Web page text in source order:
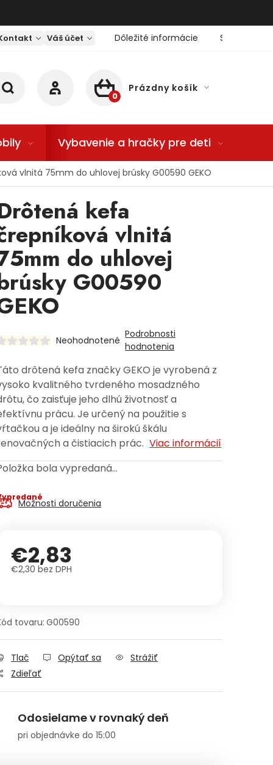
Váš účet Dôležité informácie Servis
NÁKUPNÝ KOŠÍK
Prázdny košík
Vybavenie a hračky pre deti
vlnitá 75mm do uhlovej brúsky G00590 GEKO
kefa
vlnitá
do uhlovej
G00590
Neohodnotené
Podrobnosti
hodnotenia
drôtená kefa značky GEKO je vyrobená z
kvalitného tvrdeného mosadzného
čo zaisťuje jeho dlhú životnosť a
prácu. Je určený na použitie s
a je ideálny na širokú škálu
a čistiacich prác. Viac informácií
bola vypredaná…
Možnosti doručenia
€2,83
€2,30 bez DPH
tovaru: G00590
Tlač Opýtať sa
Strážiť
Zdieľať
Odosielame v rovnaký deň
pri objednávke do 15:00